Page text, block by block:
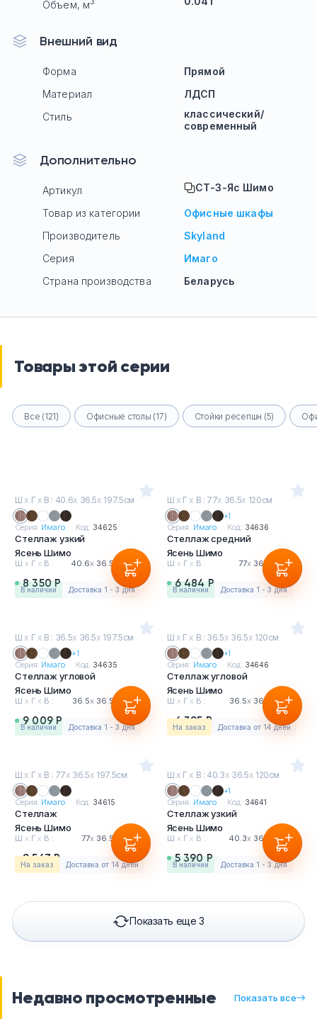
Объем, м
Внешний вид
Форма
Прямой
Материал
ЛДСП
Стиль
классический/
современный
Дополнительно
Артикул СТ-3-Яс Шимо
Товар из категории
Офисные шкафы
Производитель
Skyland
Серия
Имаго
Страна производства
Беларусь
Товары этой серии
Все (121) Офисные столы (17) Стойки ресепшн (5)
Ш х Г х В : 40.6х 36.5х 197.5см
Серия: Имаго Код: 34625
Стеллаж узкий
Ясень Шимо
Ш х Г х В : 40.6х36.5 197.5см
8 350 Р
в наличии Доставка 1 - 3 дня
Ш х Г х В : 77х 36.5х 120см
+1
Серия: Имаго Код: 34636
Стеллаж средний
Ясень Шимо
Ш х Г х В : 77х 36.5 х120см
6 484 Р
в наличии Доставка 1 - 3 дня
Ш х Г х В : 36.5х 36.5х 197.5см
+1
Серия: Имаго Код: 34635
Стеллаж угловой
Ясень Шимо
Ш х Г х В : 36.5х36.5 197.5см
9 009 Р
в наличии Доставка 1 - 3 дня
Ш х Г х В : 36.5х 36.5х 120см
+1
Серия: Имаго Код: 34646
Стеллаж угловой
Ясень Шимо
Ш х Г х В : 36.5х 36.5 х120см
6 395 Р
На заказ Доставка от 14 дней
Ш х Г х В : 77х 36.5х 197.5см
Серия: Имаго Код: 34615
Стеллаж
Ясень Шимо
Ш х Г х В : 77х36.5 197.5см
9 567 Р
На заказ Доставка от 14 дней
Ш х Г х В : 40.3х 36.5х 120см
+1
Серия: Имаго Код: 34641
Стеллаж узкий
Ясень Шимо
Ш х Г х В : 40.3х 36.5 х120см
5 390 Р
в наличии Доставка 1 - 3 дня
Показать еще 3
Недавно просмотренные Показать все